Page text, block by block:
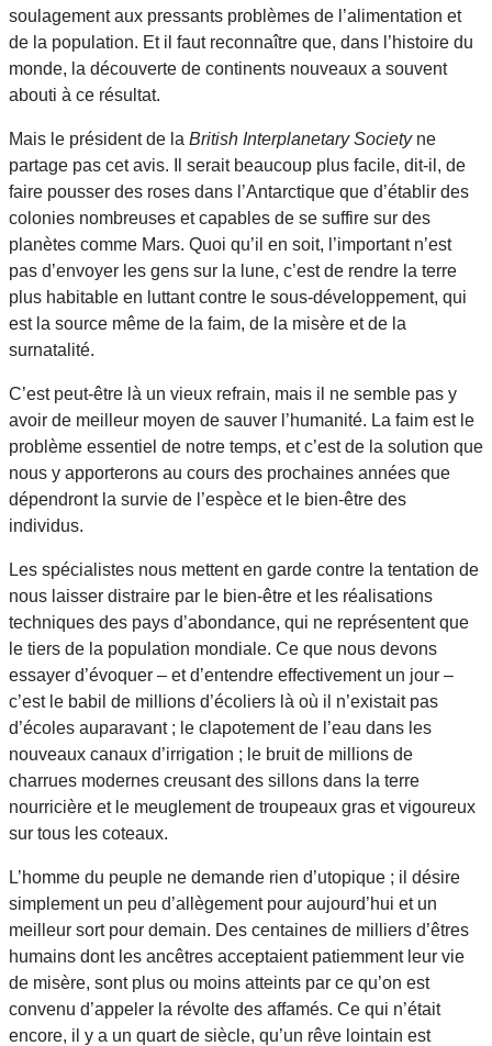
soulagement aux pressants problèmes de l’alimentation et
de la population. Et il faut reconnaître que, dans l’histoire du
monde, la découverte de continents nouveaux a souvent
abouti à ce résultat.
Mais le président de la British Interplanetary Society ne
partage pas cet avis. Il serait beaucoup plus facile, dit-il, de
faire pousser des roses dans l’Antarctique que d’établir des
colonies nombreuses et capables de se suffire sur des
planètes comme Mars. Quoi qu’il en soit, l’important n’est
pas d’envoyer les gens sur la lune, c’est de rendre la terre
plus habitable en luttant contre le sous-développement, qui
est la source même de la faim, de la misère et de la
surnatalité.
C’est peut-être là un vieux refrain, mais il ne semble pas y
avoir de meilleur moyen de sauver l’humanité. La faim est le
problème essentiel de notre temps, et c’est de la solution que
nous y apporterons au cours des prochaines années que
dépendront la survie de l’espèce et le bien-être des
individus.
Les spécialistes nous mettent en garde contre la tentation de
nous laisser distraire par le bien-être et les réalisations
techniques des pays d’abondance, qui ne représentent que
le tiers de la population mondiale. Ce que nous devons
essayer d’évoquer – et d’entendre effectivement un jour –
c’est le babil de millions d’écoliers là où il n’existait pas
d’écoles auparavant ; le clapotement de l’eau dans les
nouveaux canaux d’irrigation ; le bruit de millions de
charrues modernes creusant des sillons dans la terre
nourricière et le meuglement de troupeaux gras et vigoureux
sur tous les coteaux.
L’homme du peuple ne demande rien d’utopique ; il désire
simplement un peu d’allègement pour aujourd’hui et un
meilleur sort pour demain. Des centaines de milliers d’êtres
humains dont les ancêtres acceptaient patiemment leur vie
de misère, sont plus ou moins atteints par ce qu’on est
convenu d’appeler la révolte des affamés. Ce qui n’était
encore, il y a un quart de siècle, qu’un rêve lointain est